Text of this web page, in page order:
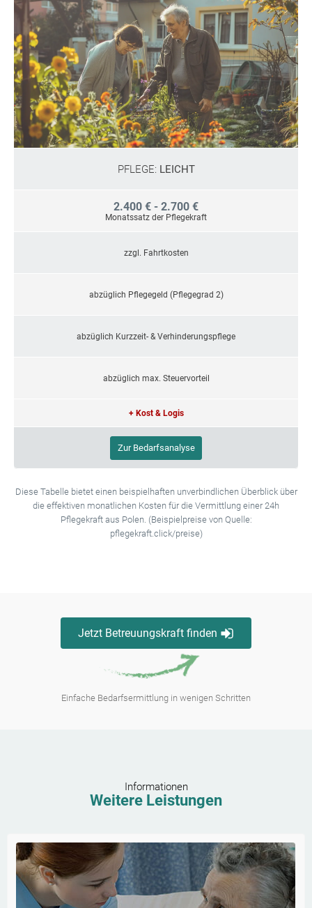
PFLEGE: LEICHT
2.400 € - 2.700 €
Monatssatz der Pflegekraft
zzgl. Fahrtkosten
abzüglich Pflegegeld (Pflegegrad 2)
abzüglich Kurzzeit- & Verhinderungspflege
abzüglich max. Steuervorteil
+ Kost & Logis
Zur Bedarfsanalyse
Diese Tabelle bietet einen beispielhaften unverbindlichen Überblick über
die effektiven monatlichen Kosten für die Vermittlung einer 24h
Pflegekraft aus Polen. (Beispielpreise von Quelle:
pflegekraft.click/preise)
Jetzt Betreuungskraft finden
Einfache Bedarfsermittlung in wenigen Schritten
Informationen
Weitere Leistungen